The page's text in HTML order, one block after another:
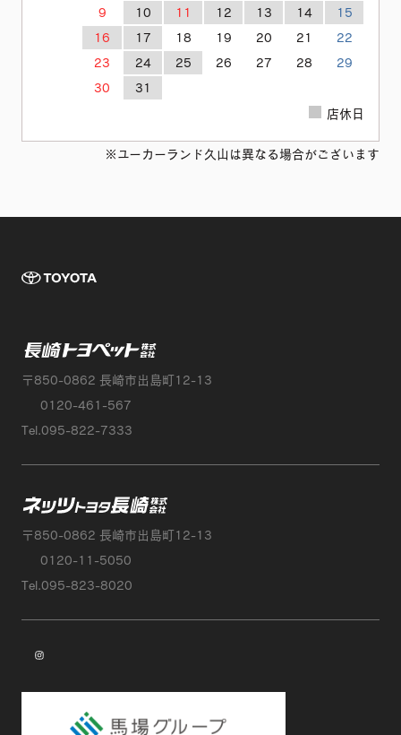
9
10 11 12 13 14
15
16
17 18 19 20 21
22
23
24 25 26 27 28
29
30
31
店休日
※ユーカーランド久山は異なる場合がございます
〒850-0862 長崎市出島町12-13
0120-461-567
Tel.095-822-7333
〒850-0862 長崎市出島町12-13
0120-11-5050
Tel.095-823-8020